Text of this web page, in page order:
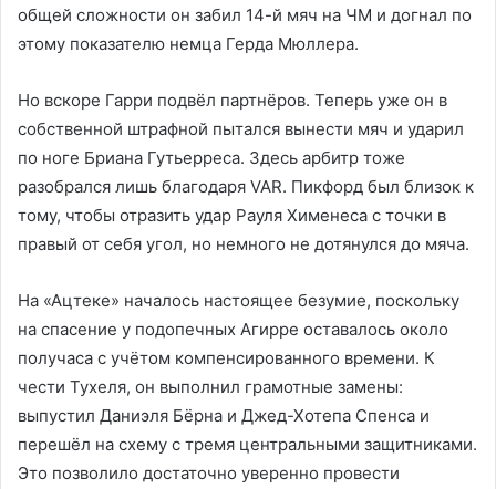
общей сложности он забил 14-й мяч на ЧМ и догнал по
этому показателю немца Герда Мюллера.
Но вскоре Гарри подвёл партнёров. Теперь уже он в
собственной штрафной пытался вынести мяч и ударил
по ноге Бриана Гутьерреса. Здесь арбитр тоже
разобрался лишь благодаря VAR. Пикфорд был близок к
тому, чтобы отразить удар Рауля Хименеса с точки в
правый от себя угол, но немного не дотянулся до мяча.
На «Ацтеке» началось настоящее безумие, поскольку
на спасение у подопечных Агирре оставалось около
получаса с учётом компенсированного времени. К
чести Тухеля, он выполнил грамотные замены:
выпустил Даниэля Бёрна и Джед-Хотепа Спенса и
перешёл на схему с тремя центральными защитниками.
Это позволило достаточно уверенно провести